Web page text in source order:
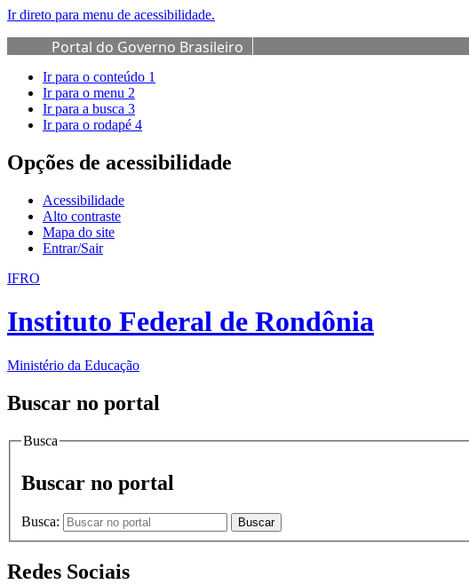
Ir direto para menu de acessibilidade.
Portal do Governo Brasileiro
Ir para o conteúdo 1
Ir para o menu 2
Ir para a busca 3
Ir para o rodapé 4
Opções de acessibilidade
Acessibilidade
Alto contraste
Mapa do site
Entrar/Sair
IFRO
Instituto Federal de Rondônia
Ministério da Educação
Buscar no portal
Busca
Buscar no portal
Busca: Buscar
Redes Sociais